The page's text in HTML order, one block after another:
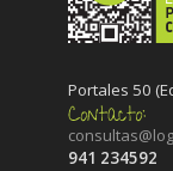
Portales 50
941 234592